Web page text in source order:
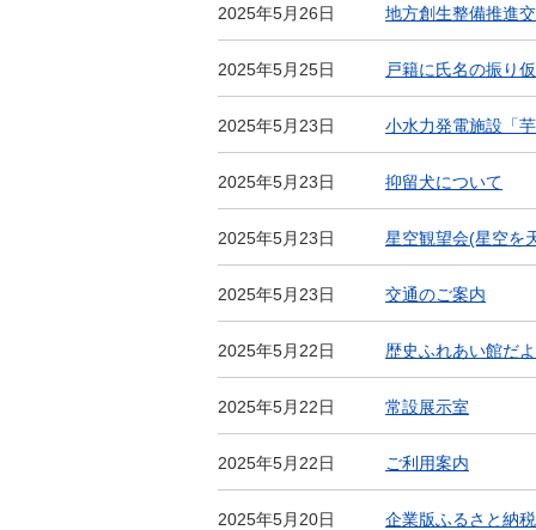
2025年5月26日 地方創生整備推進
2025年5月25日 戸籍に氏名の振り
2025年5月23日 小水力発電施設「
2025年5月23日 抑留犬について
2025年5月23日 星空観望会(星空を
2025年5月23日 交通のご案内
2025年5月22日 歴史ふれあい館だ
2025年5月22日 常設展示室
2025年5月22日 ご利用案内
2025年5月20日 企業版ふるさと納